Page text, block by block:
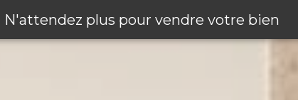
N'attendez plus pour vendre votre bien